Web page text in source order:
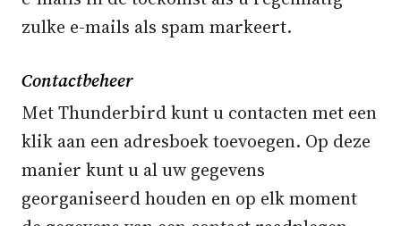
zulke e-mails als spam markeert.
Contactbeheer
Met Thunderbird kunt u contacten met een
klik aan een adresboek toevoegen. Op deze
manier kunt u al uw gegevens
georganiseerd houden en op elk moment